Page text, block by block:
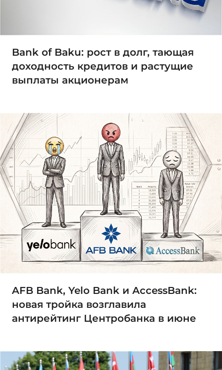
Bank of Baku: рост в долг, тающая
доходность кредитов и растущие
выплаты акционерам
AFB Bank, Yelo Bank и AccessBank:
новая тройка возглавила
антирейтинг Центробанка в июне